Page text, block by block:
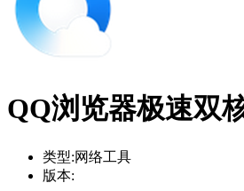
QQ浏览器极速双
类型:网络工具
版本: